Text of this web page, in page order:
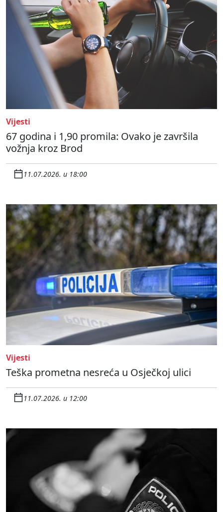
Vijesti
67 godina i 1,90 promila: Ovako je završila
vožnja kroz Brod
11.07.2026. u 18:00
Vijesti
Teška prometna nesreća u Osječkoj ulici
11.07.2026. u 12:00